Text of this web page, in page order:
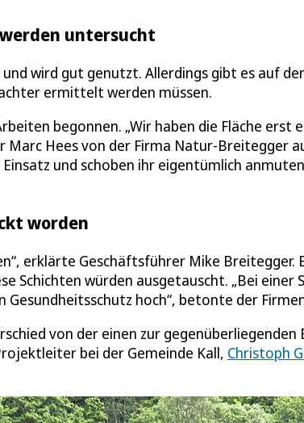
untersucht
wird gut genutzt. Allerdings gibt es auf
ermittelt werden müssen.
begonnen. „Wir haben die Fläche erst
Hees von der Firma Natur-Breitegger
und schoben ihr eigentümlich
worden
erklärte Geschäftsführer Mike Breitegger.
Schichten würden ausgetauscht. „Bei einer
hoch“, betonte der
von der einen zur gegenüberliegenden
bei der Gemeinde Kall, Christoph